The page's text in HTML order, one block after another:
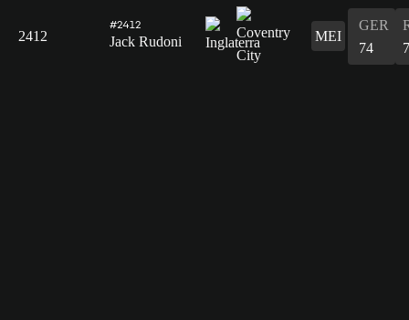
2412
#2412
Jack Rudoni MEI
GER
74